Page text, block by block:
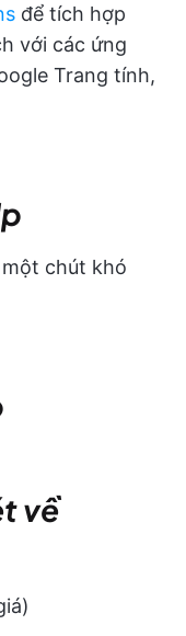
để tích hợp
với các ứng
Trang tính,
chút khó
về